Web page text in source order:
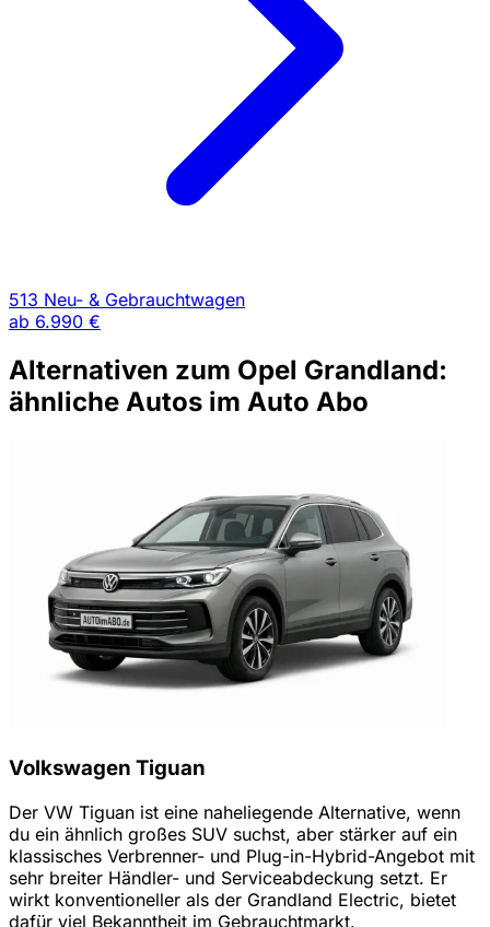
513 Neu- & Gebrauchtwagen
ab 6.990 €
Alternativen zum Opel Grandland:
ähnliche Autos im Auto Abo
Volkswagen Tiguan
Der VW Tiguan ist eine naheliegende Alternative, wenn
du ein ähnlich großes SUV suchst, aber stärker auf ein
klassisches Verbrenner- und Plug-in-Hybrid-Angebot mit
sehr breiter Händler- und Serviceabdeckung setzt. Er
wirkt konventioneller als der Grandland Electric, bietet
dafür viel Bekanntheit im Gebrauchtmarkt.